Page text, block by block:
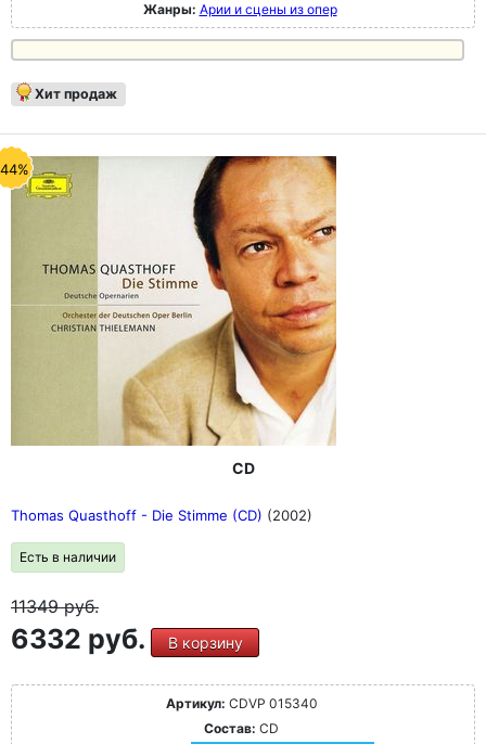
Жанры: Арии и сцены из опер
Хит продаж
CD
Thomas Quasthoff - Die Stimme (CD) (2002)
Есть в наличии
11349руб.
6332 руб. В корзину
Артикул: CDVP 015340
Состав: CD